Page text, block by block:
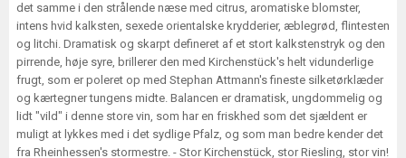
det samme i den strålende næse med citrus, aromatiske blomster,
intens hvid kalksten, sexede orientalske krydderier, æblegrød, flintesten
og litchi. Dramatisk og skarpt defineret af et stort kalkstenstryk og den
pirrende, høje syre, brillerer den med Kirchenstück's helt vidunderlige
frugt, som er poleret op med Stephan Attmann's fineste silketørklæder
og kærtegner tungens midte. Balancen er dramatisk, ungdommelig og
lidt "vild" i denne store vin, som har en friskhed som det sjældent er
muligt at lykkes med i det sydlige Pfalz, og som man bedre kender det
fra Rheinhessen's stormestre. - Stor Kirchenstück, stor Riesling, stor vin!